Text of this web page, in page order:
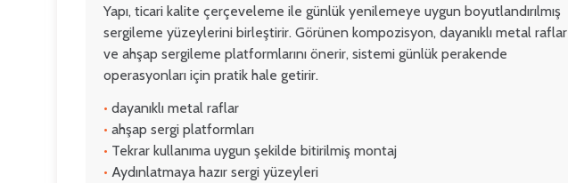
Yapı, ticari kalite çerçeveleme ile günlük yenilemeye uygun boyutlandırılmış
sergileme yüzeylerini birleştirir. Görünen kompozisyon, dayanıklı metal raflar
ve ahşap sergileme platformlarını önerir, sistemi günlük perakende
operasyonları için pratik hale getirir.
• dayanıklı metal raflar
• ahşap sergi platformları
• Tekrar kullanıma uygun şekilde bitirilmiş montaj
• Aydınlatmaya hazır sergi yüzeyleri